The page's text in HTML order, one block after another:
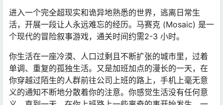
进入一个完全超现实和诡异地熟悉的世界，逃离日常生
活，开展一段让人永远难忘的经历。马赛克 (Mosaic) 是一
个现代的冒险叙事游戏，通关时间约需2-3 小时。
你生活在一座冷漠、人口过剩且不断扩张的城市里，过着
单调、重复的孤独生活。又是加班加点的漫长的一天，在
你穿越过陌生的人群前往公司上班的路上，手机上毫无意
义的通知不断地分散着你的注意。你感觉生活没有任何意